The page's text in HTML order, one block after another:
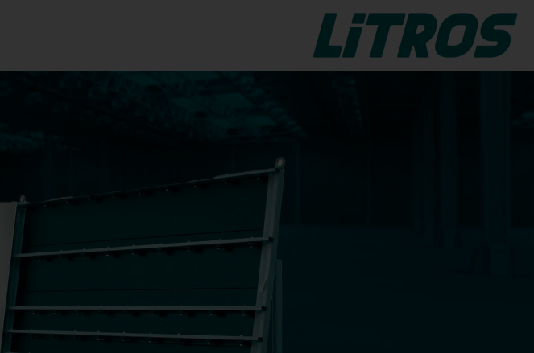
कच्चे आयामों को हटाने के लिए दो तरफा,
LiTROS Float Cut
फ्लोट ग्लास को काटने और सजाने
LiTROS Float Cut
कटिंग सिस्टम।
LiTROS Float Break
LiTROS Float Break
LiTROS एक रैक घूमता है
फ्लैट ग्लास के लिए रोटेटेबल ए-रैक - लोड
करते समय अधिकतम लचीलापन।
LiTROS एक रैक घूमता है